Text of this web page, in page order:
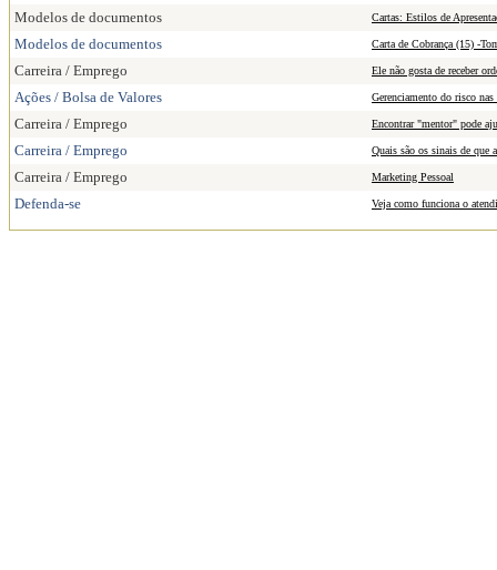
Modelos de documentos Cartas: Estilos de
Modelos de documentos Carta de Cobrança (15) -
Carreira / Emprego Ele não gosta de receber
Ações / Bolsa de Valores Gerenciamento do risco
Carreira / Emprego Encontrar "mentor" pode
Carreira / Emprego Quais são os sinais de que
Carreira / Emprego Marketing Pessoal
Defenda-se Veja como funciona o